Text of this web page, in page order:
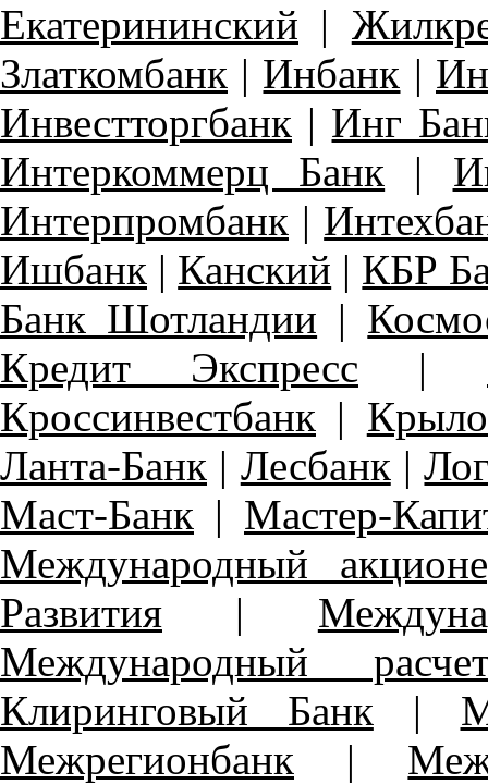
Екатерининский |
Златкомбанк | Инбанк |
Инвестторгбанк | Инг
Интеркоммерц Банк |
Интерпромбанк |
Ишбанк | Канский | КБР
Банк Шотландии |
Кредит Экспресс |
Кроссинвестбанк |
Ланта-Банк | Лесбанк |
Маст-Банк | Мастер-
Международный
Развития |
Международный
Клиринговый Банк |
Межрегионбанк |